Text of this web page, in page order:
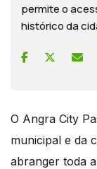
permite o
histórico da
O Angra City
municipal e da
abranger toda